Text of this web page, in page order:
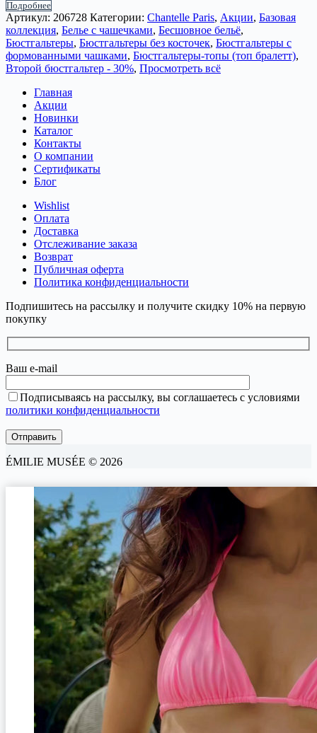
Подробнее
Артикул: 206728 Категории: Chantelle Paris, Акции, Базовая
коллекция, Белье с чашечками, Бесшовное бельё,
Бюстгальтеры, Бюстгальтеры без косточек, Бюстгальтеры с
формованными чашками, Бюстгальтеры-топы (топ бралетт),
Второй бюстгальтер - 30%, Просмотреть всё
Главная
Акции
Новинки
Каталог
Контакты
О компании
Сертификаты
Блог
Wishlist
Оплата
Доставка
Отслеживание заказа
Возврат
Публичная оферта
Политика конфиденциальности
Подпишитесь на рассылку и получите скидку 10% на первую
покупку
Ваш e-mail
Подписываясь на рассылку, вы соглашаетесь с условиями
политики конфиденциальности
ÉMILIE MUSÉE © 2026